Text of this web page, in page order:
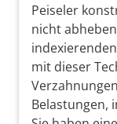
Peiseler
nicht
mit dieser
Belastungen,